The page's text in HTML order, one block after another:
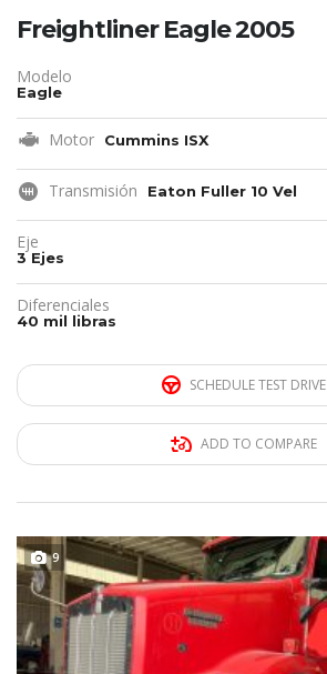
Freightliner Eagle 2005
Modelo
Eagle
Motor Cummins ISX
Transmisión Eaton Fuller 10 Vel
Eje
3 Ejes
Diferenciales
40 mil libras
SCHEDULE TEST DRIVE
ADD TO COMPARE
9